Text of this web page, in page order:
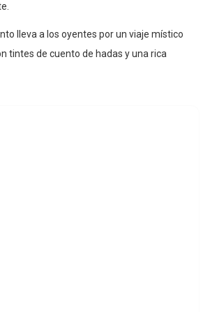
lleva a los oyentes por un viaje místico
tintes de cuento de hadas y una rica